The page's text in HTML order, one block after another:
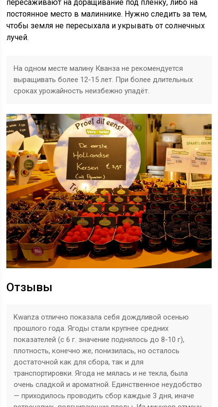
пересаживают на доращивание под плёнку, либо на
постоянное место в малиннике. Нужно следить за тем,
чтобы земля не пересыхала и укрывать от солнечных
лучей.
На одном месте малину Кванза не рекомендуется
выращивать более 12-15 лет. При более длительных
сроках урожайность неизбежно упадёт.
Отзывы
Kwanza отлично показала себя дождливой осенью
прошлого года. Ягоды стали крупнее средних
показателей (с 6 г. значение поднялось до 8-10 г),
плотность, конечно же, понизилась, но осталось
достаточной как для сбора, так и для
транспортировки. Ягода не мялась и не текла, была
очень сладкой и ароматной. Единственное неудобство
— приходилось проводить сбор каждые 3 дня, иначе